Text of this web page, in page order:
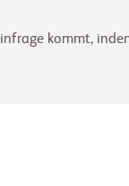
kommt,